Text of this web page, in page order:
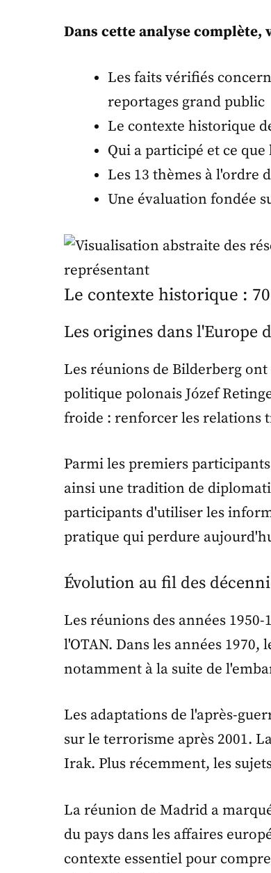
Dans cette analyse complète,
Les faits vérifiés
reportages grand public
Le contexte historique
Qui a participé et ce
Les 13 thèmes à l'ordre
Une évaluation fondée
Le contexte historique :
Les origines dans l'Europe
Les réunions de Bilderberg
politique polonais Józef
froide : renforcer les relations
Parmi les premiers
ainsi une tradition de
participants d'utiliser les
pratique qui perdure
Évolution au fil des
Les réunions des années
l'OTAN. Dans les années
notamment à la suite de
Les adaptations de l'après-
sur le terrorisme après 2001.
Irak. Plus récemment, les
La réunion de Madrid a
du pays dans les affaires
contexte essentiel pour